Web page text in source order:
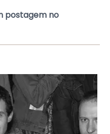
postagem no